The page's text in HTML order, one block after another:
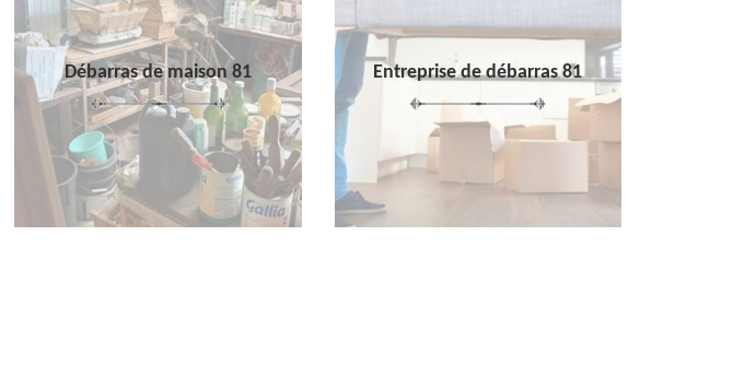
Débarras de maison 81 Entreprise de débarras 81